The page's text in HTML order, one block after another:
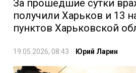
За прошедшие сутки
получили Харьков и 13
пунктов Харьковской
19.05.2026, 08:43 Юрий Ларин